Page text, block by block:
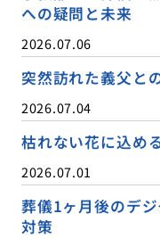
への疑問と未来
2026.07.06
突然訪れた義父と
2026.07.04
枯れない花に込め
2026.07.01
葬儀1ヶ月後のデ
対策